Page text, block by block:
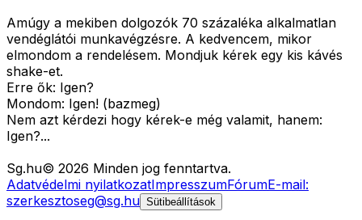
Amúgy a mekiben dolgozók 70 százaléka alkalmatlan
vendéglátói munkavégzésre. A kedvencem, mikor
elmondom a rendelésem. Mondjuk kérek egy kis kávés
shake-et.
Erre ők: Igen?
Mondom: Igen! (bazmeg)
Nem azt kérdezi hogy kérek-e még valamit, hanem:
Igen?...
Sg.hu© 2026 Minden jog fenntartva.
Adatvédelmi nyilatkozatImpresszumFórumE-mail:
szerkesztoseg@sg.hu Sütibeállítások